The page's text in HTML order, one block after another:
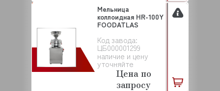
Код завода:
ЦБ000001299
наличие и цену
уточняйте
Мельница
коллоидная HR-100Y
FOODATLAS
Цена по
запросу